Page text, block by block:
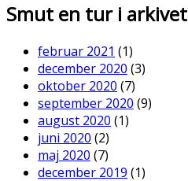
Smut en tur i arkivet
februar 2021 (1)
december 2020 (3)
oktober 2020 (7)
september 2020 (9)
august 2020 (1)
juni 2020 (2)
maj 2020 (7)
december 2019 (1)